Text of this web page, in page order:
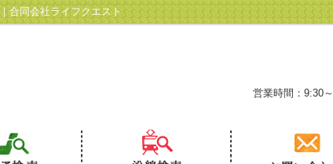
合同会社ライフクエスト
営業時間：9:30